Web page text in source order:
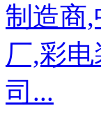
制造商
厂,彩
司...